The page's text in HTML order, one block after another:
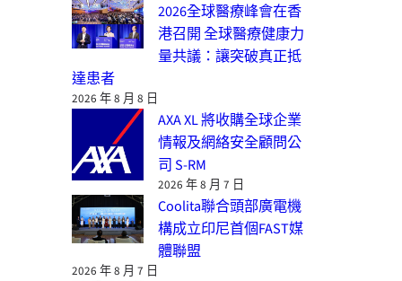
2026全球醫療峰會在香
港召開 全球醫療健康力
量共議：讓突破真正抵
達患者
2026 年 8 月 8 日
AXA XL 將收購全球企業
情報及網絡安全顧問公
司 S-RM
2026 年 8 月 7 日
Coolita聯合頭部廣電機
構成立印尼首個FAST媒
體聯盟
2026 年 8 月 7 日